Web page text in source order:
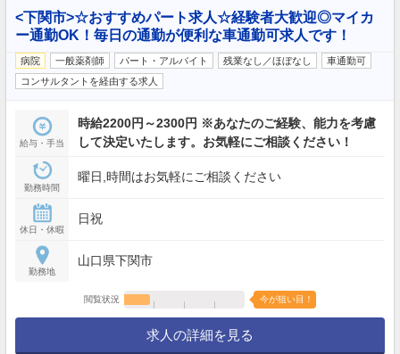
<下関市>☆おすすめパート求人☆経験者大歓迎◎マイカ
ー通勤OK！毎日の通勤が便利な車通勤可求人です！
病院 一般薬剤師 パート・アルバイト 残業なし／ほぼなし
車通勤可
コンサルタントを経由する求人
給与・手当
時給2200円～2300円 ※あなたのご経験、能力を考慮
して決定いたします。お気軽にご相談ください！
勤務時間
曜日,時間はお気軽にご相談ください
休日・休暇
日祝
勤務地
山口県下関市
閲覧状況 今が狙い目！
求人の詳細を見る